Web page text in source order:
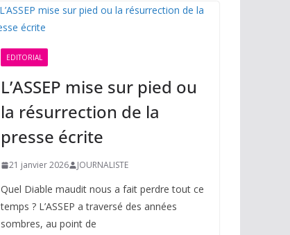
EDITORIAL
L’ASSEP mise sur pied ou
la résurrection de la
presse écrite
21 janvier 2026 JOURNALISTE
Quel Diable maudit nous a fait perdre tout ce
temps ? L’ASSEP a traversé des années
sombres, au point de